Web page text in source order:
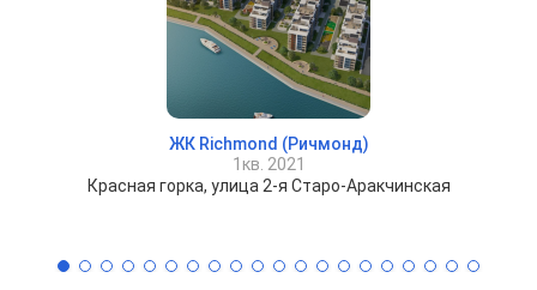
ЖК Richmond (Ричмонд)
1кв. 2021
Красная горка, улица 2-я Старо-Аракчинская